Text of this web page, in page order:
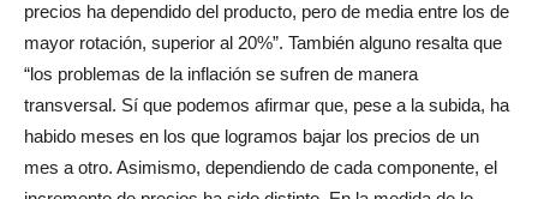
precios ha dependido del producto, pero de media entre los de
mayor rotación, superior al 20%”. También alguno resalta que
“los problemas de la inflación se sufren de manera
transversal. Sí que podemos afirmar que, pese a la subida, ha
habido meses en los que logramos bajar los precios de un
mes a otro. Asimismo, dependiendo de cada componente, el